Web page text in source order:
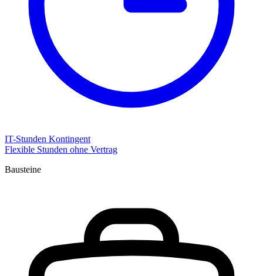
IT-Stunden Kontingent
Flexible Stunden ohne Vertrag
Bausteine